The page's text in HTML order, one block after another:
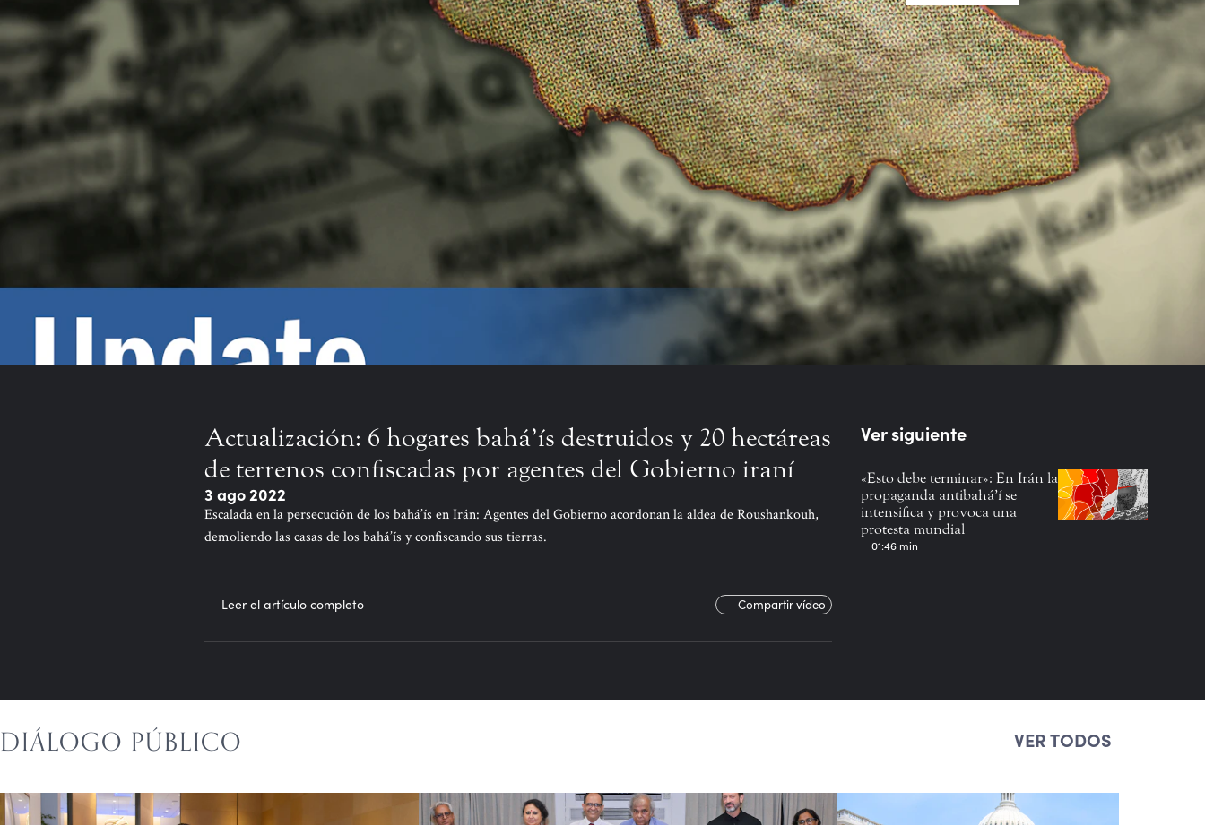
Actualización: 6 hogares bahá’ís destruidos y 20 hectáreas
de terrenos confiscadas por agentes del Gobierno iraní
3 ago 2022
Escalada en la persecución de los bahá’ís en Irán: Agentes del Gobierno acordonan la aldea de Roushankouh,
demoliendo las casas de los bahá’ís y confiscando sus tierras.
Leer el artículo completo Compartir vídeo
Ver siguiente
«Esto debe terminar»: En Irán la
propaganda antibahá’í se
intensifica y provoca una
protesta mundial
01:46 min
DIÁLOGO PÚBLICO VER TODOS